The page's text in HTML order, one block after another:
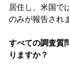
居住し、米国で
のみが報告され
すべての調査質
りますか？